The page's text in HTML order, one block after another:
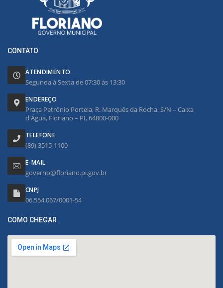
CONTATO
ATENDIMENTO
Segunda à Sexta de 07:30 às 13:30
ENDEREÇO
Praça Petrônio Portela, R. Marquês da Rocha, S/N – Caixa
d'Água, Floriano – PI, 64800-000
TELEFONE
(89) 3515-1100
E-MAIL
governo@floriano.pi.gov.br
CNPJ
06.554.067/0001-54
COMO CHEGAR